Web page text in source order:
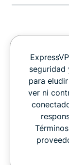
seguridad
para
ver ni